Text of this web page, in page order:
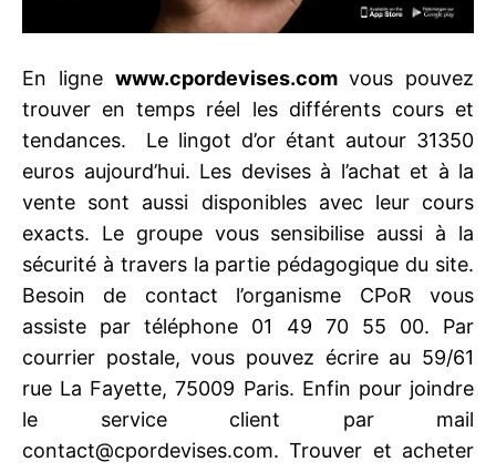
En ligne www.cpordevises.comvous pouvez
trouver en temps réel les différents cours et
tendances. Le lingot d’or étant autour 31350
euros aujourd’hui. Les devises à l’achat et à la
vente sont aussi disponibles avec leur cours
exacts. Le groupe vous sensibilise aussi à la
sécurité à travers la partie pédagogique du site.
Besoin de contact l’organisme CPoR vous
assiste par téléphone 01 49 70 55 00. Par
courrier postale, vous pouvez écrire au 59/61
rue La Fayette, 75009 Paris. Enfin pour joindre
le service client par mail
contact@cpordevises.com. Trouver et acheter